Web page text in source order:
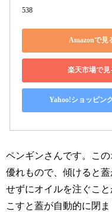
538
Amazonで見
楽天市場で見
Yahoo!ショッピン
ペンギンさんです。こ
優れもので、傾けると
せずにオイルを注ぐこ
こすと蓋が自動的に閉